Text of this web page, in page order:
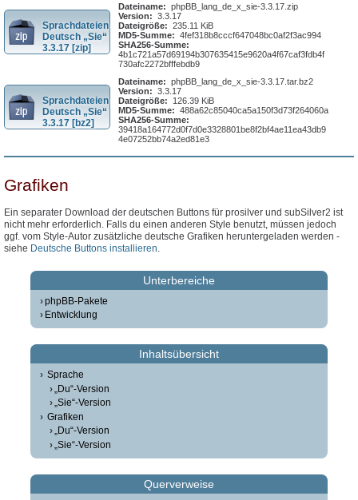
Sprachdateien
Deutsch „Sie“
3.3.17 [zip]
Dateiname: phpBB_lang_de_x_sie-3.3.17.zip
Version: 3.3.17
Dateigröße: 235.11 KiB
MD5-Summe: 4fef318b8cccf647048bc0af2f3ac994
SHA256-Summe:
4b1c721a57d69194b307635415e9620a4f67caf3fdb4f
730afc2272bfffebdb9
Sprachdateien
Deutsch „Sie“
3.3.17 [bz2]
Dateiname: phpBB_lang_de_x_sie-3.3.17.tar.bz2
Version: 3.3.17
Dateigröße:
126.39 KiB
MD5-Summe: 488a62c85040ca5a150f3d73f264060a
SHA256-Summe:
39418a164772d0f7d0e3328801be8f2bf4ae11ea43db9
4e07252bb74a2ed81e3
Grafiken
Ein separater Download der deutschen Buttons für prosilver und subSilver2 ist
nicht mehr erforderlich. Falls du einen anderen Style benutzt, müssen jedoch
ggf. vom Style-Autor zusätzliche deutsche Grafiken heruntergeladen werden -
siehe Deutsche Buttons installieren.
Unterbereiche
phpBB-Pakete
Entwicklung
Inhaltsübersicht
Sprache
„Du“-Version
„Sie“-Version
Grafiken
„Du“-Version
„Sie“-Version
Querverweise